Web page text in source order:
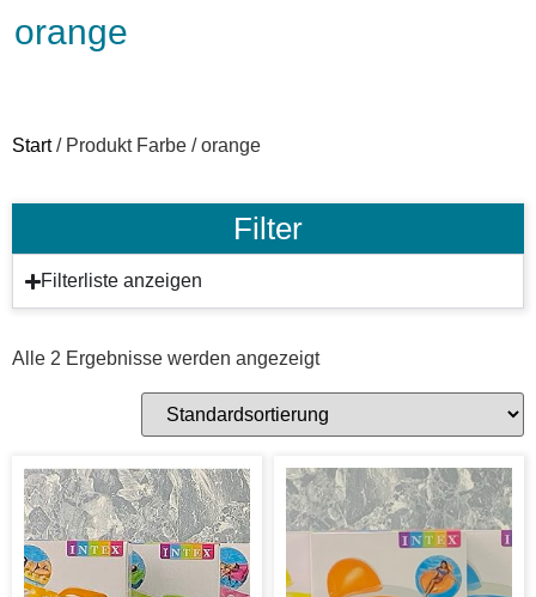
orange
Start/ Produkt Farbe / orange
Filter
Filterliste anzeigen
Alle 2 Ergebnisse werden angezeigt